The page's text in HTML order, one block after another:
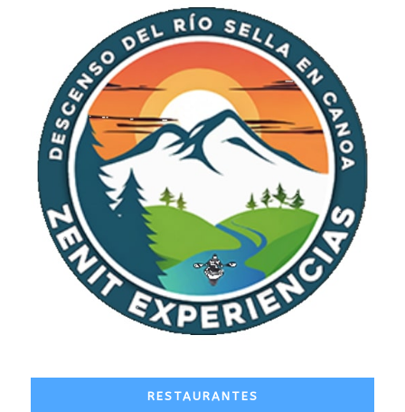
RESTAURANTES